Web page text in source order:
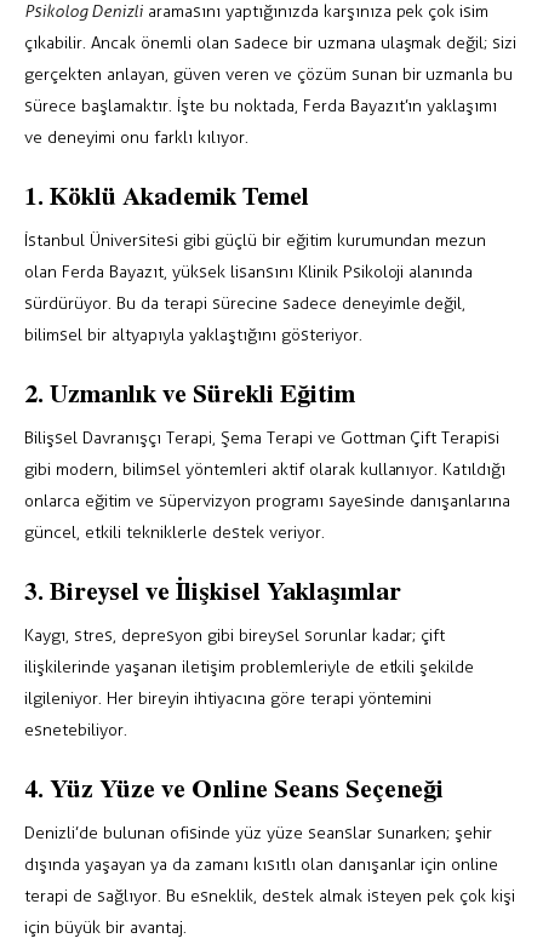
Psikolog Denizliaramasını yaptığınızda karşınıza pek çok isim
çıkabilir. Ancak önemli olan sadece bir uzmana ulaşmak değil; sizi
gerçekten anlayan, güven veren ve çözüm sunan bir uzmanla bu
sürece başlamaktır. İşte bu noktada, Ferda Bayazıt’ın yaklaşımı
ve deneyimi onu farklı kılıyor.
1. Köklü Akademik Temel
İstanbul Üniversitesi gibi güçlü bir eğitim kurumundan mezun
olan Ferda Bayazıt, yüksek lisansını Klinik Psikoloji alanında
sürdürüyor. Bu da terapi sürecine sadece deneyimle değil,
bilimsel bir altyapıyla yaklaştığını gösteriyor.
2. Uzmanlık ve Sürekli Eğitim
Bilişsel Davranışçı Terapi, Şema Terapi ve Gottman Çift Terapisi
gibi modern, bilimsel yöntemleri aktif olarak kullanıyor. Katıldığı
onlarca eğitim ve süpervizyon programı sayesinde danışanlarına
güncel, etkili tekniklerle destek veriyor.
3. Bireysel ve İlişkisel Yaklaşımlar
Kaygı, stres, depresyon gibi bireysel sorunlar kadar; çift
ilişkilerinde yaşanan iletişim problemleriyle de etkili şekilde
ilgileniyor. Her bireyin ihtiyacına göre terapi yöntemini
esnetebiliyor.
4. Yüz Yüze ve Online Seans Seçeneği
Denizli’de bulunan ofisinde yüz yüze seanslar sunarken; şehir
dışında yaşayan ya da zamanı kısıtlı olan danışanlar için online
terapi de sağlıyor. Bu esneklik, destek almak isteyen pek çok kişi
için büyük bir avantaj.